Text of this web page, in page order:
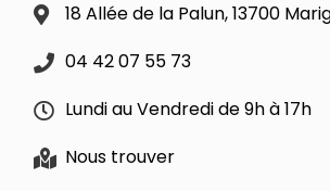
18 Allée de la Palun, 13700
04 42 07 55 73
Lundi au Vendredi de 9h à 17h
Nous trouver